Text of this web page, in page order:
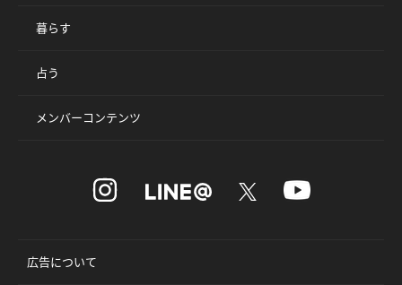
暮らす
占う
メンバーコンテンツ
広告について